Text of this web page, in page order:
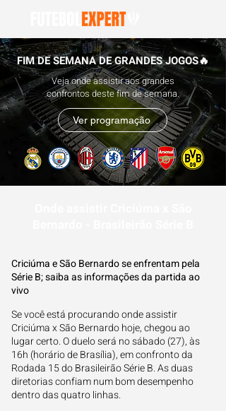
FIM DE SEMANA DE GRANDES JOGOS🔥
Veja onde assistir aos grandes
confrontos deste fim de semana.
Ver programação
Criciúma e São Bernardo se enfrentam pela
Série B; saiba as informações da partida ao
vivo
Se você está procurando onde assistir
Criciúma x São Bernardo hoje, chegou ao
lugar certo. O duelo será no sábado (27), às
16h (horário de Brasília), em confronto da
Rodada 15 do Brasileirão Série B. As duas
diretorias confiam num bom desempenho
dentro das quatro linhas.